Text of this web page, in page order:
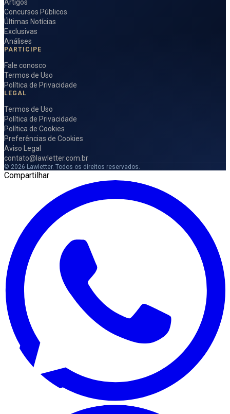
Artigos
Concursos Públicos
Últimas Notícias
Exclusivas
Análises
PARTICIPE
Fale conosco
Termos de Uso
Política de Privacidade
LEGAL
Termos de Uso
Política de Privacidade
Política de Cookies
Preferências de Cookies
Aviso Legal
contato@lawletter.com.br
© 2026 Lawletter. Todos os direitos reservados.
Compartilhar